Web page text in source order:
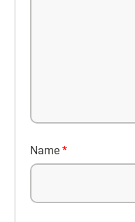
Name *